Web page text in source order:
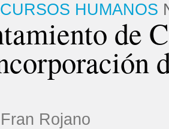
HUMANOS
de
Rojano